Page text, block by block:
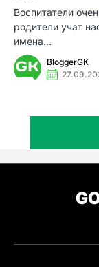
Воспитатели
родители учат
имена…
BloggerGK